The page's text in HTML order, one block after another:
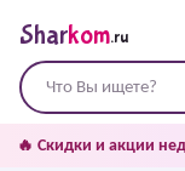
Sharkom.ru
🔥 Скидки и акции